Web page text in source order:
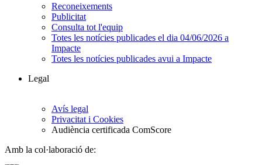
Reconeixements
Publicitat
Consulta tot l'equip
Totes les notícies publicades el dia 04/06/2026 a
Impacte
Totes les notícies publicades avui a Impacte
Legal
Avís legal
Privacitat i Cookies
Audiència certificada ComScore
Amb la col·laboració de: